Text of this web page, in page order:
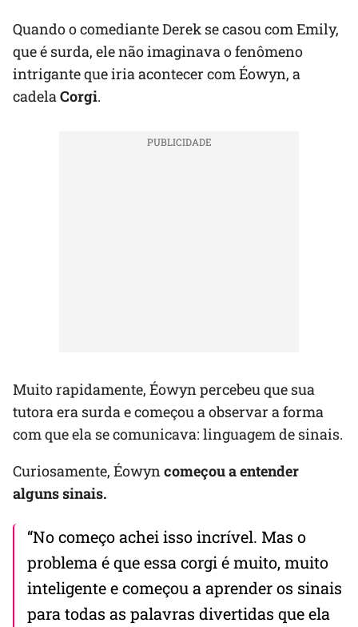
Quando o comediante Derek se casou com Emily,
que é surda, ele não imaginava o fenômeno
intrigante que iria acontecer com Éowyn, a
cadelaCorgi.
Muito rapidamente, Éowyn percebeu que sua
tutora era surda e começou a observar a forma
com que ela se comunicava: linguagem de sinais.
Curiosamente, Éowyncomeçou a entender
alguns sinais.
“No começo achei isso incrível. Mas o
problema é que essa corgi é muito, muito
inteligente e começou a aprender os sinais
para todas as palavras divertidas que ela